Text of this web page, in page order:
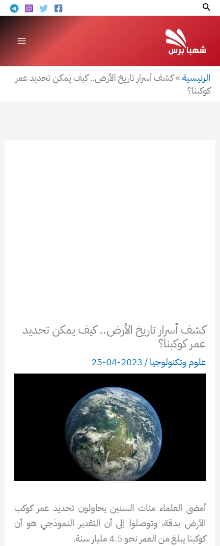
تخطيالبحث
الرئيسية»كشف أسرار تاريخ الأرض.. كيف يمكن تحديد عمر
كوكبنا؟
كشف أسرار تاريخ الأرض.. كيف يمكن تحديد
عمر كوكبنا؟
علوم وتكنولوجيا/
2023-04-25
أمضى العلماء مئات السنين يحاولون تحديد عمر كوكب
الأرض بدقة، وتوصلوا إلى أن التقدير النموذجي هو أن
كوكبنا يبلغ من العمر نحو 4.5 مليار سنة.